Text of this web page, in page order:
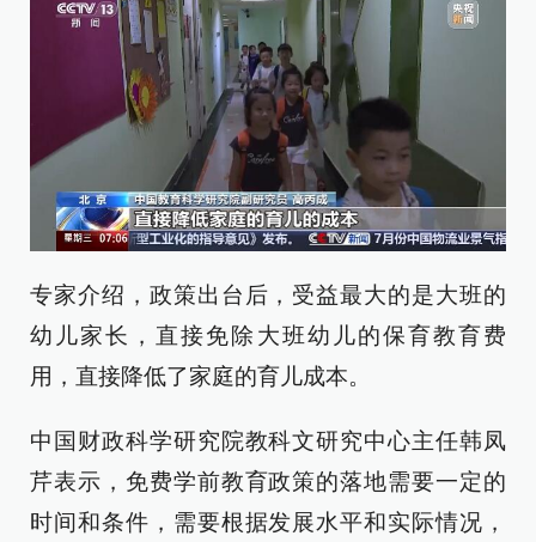
专家介绍，政策出台后，受益最大的是大班的
幼儿家长，直接免除大班幼儿的保育教育费
用，直接降低了家庭的育儿成本。
中国财政科学研究院教科文研究中心主任韩凤
芹表示，免费学前教育政策的落地需要一定的
时间和条件，需要根据发展水平和实际情况，